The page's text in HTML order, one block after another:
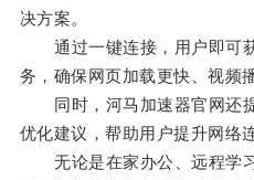
决方案。
通过一键连接，用户即可
务，确保网页加载更快、视频
同时，河马加速器官网还
优化建议，帮助用户提升网络
无论是在家办公、远程学